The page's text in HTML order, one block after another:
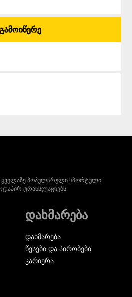
გამოიწერე
პოპულარული სპორტული
ტრანსლაციებს.
დახმარება
დახმარება
წესები და პირობები
კარიერა